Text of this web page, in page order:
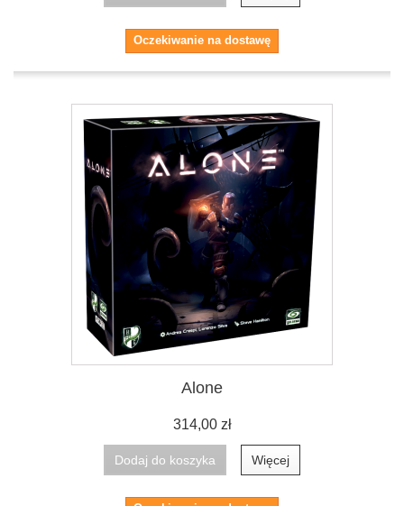
Oczekiwanie na dostawę
Alone
314,00 zł
Dodaj do koszyka Więcej